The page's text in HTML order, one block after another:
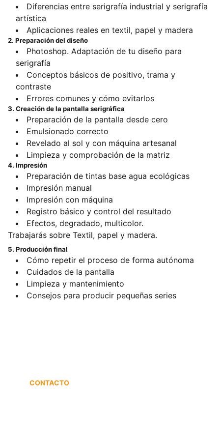
Diferencias entre serigrafía industrial y serigrafía
artística
Aplicaciones reales en textil, papel y madera
2. Preparación del diseño
Photoshop. Adaptación de tu diseño para
serigrafía
Conceptos básicos de positivo, trama y
contraste
Errores comunes y cómo evitarlos
3. Creación de la pantalla serigráfica
Preparación de la pantalla desde cero
Emulsionado correcto
Revelado al sol y con máquina artesanal
Limpieza y comprobación de la matriz
4. Impresión
Preparación de tintas base agua ecológicas
Impresión manual
Impresión con máquina
Registro básico y control del resultado
Efectos, degradado, multicolor.
Trabajarás sobre Textil, papel y madera.
5. Producción final
Cómo repetir el proceso de forma autónoma
Cuidados de la pantalla
Limpieza y mantenimiento
Consejos para producir pequeñas series
CONTACTO